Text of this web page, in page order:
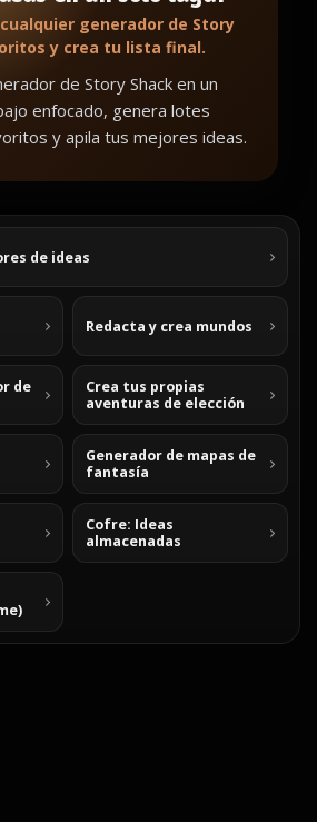
generador de Story
y crea tu lista final.
de Story Shack en un
enfocado, genera lotes
y apila tus mejores ideas.
de ideas
Redacta y crea mundos
de
Crea tus propias
aventuras de elección
Generador de mapas de
fantasía
Cofre: Ideas
almacenadas